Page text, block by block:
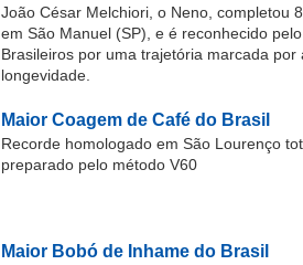
João César Melchiori, o Neno, completou
em São Manuel (SP), e é reconhecido
Brasileiros por uma trajetória marcada por
longevidade.
Maior Coagem de Café do Brasil
Recorde homologado em São Lourenço
preparado pelo método V60
Maior Bobó de Inhame do Brasil